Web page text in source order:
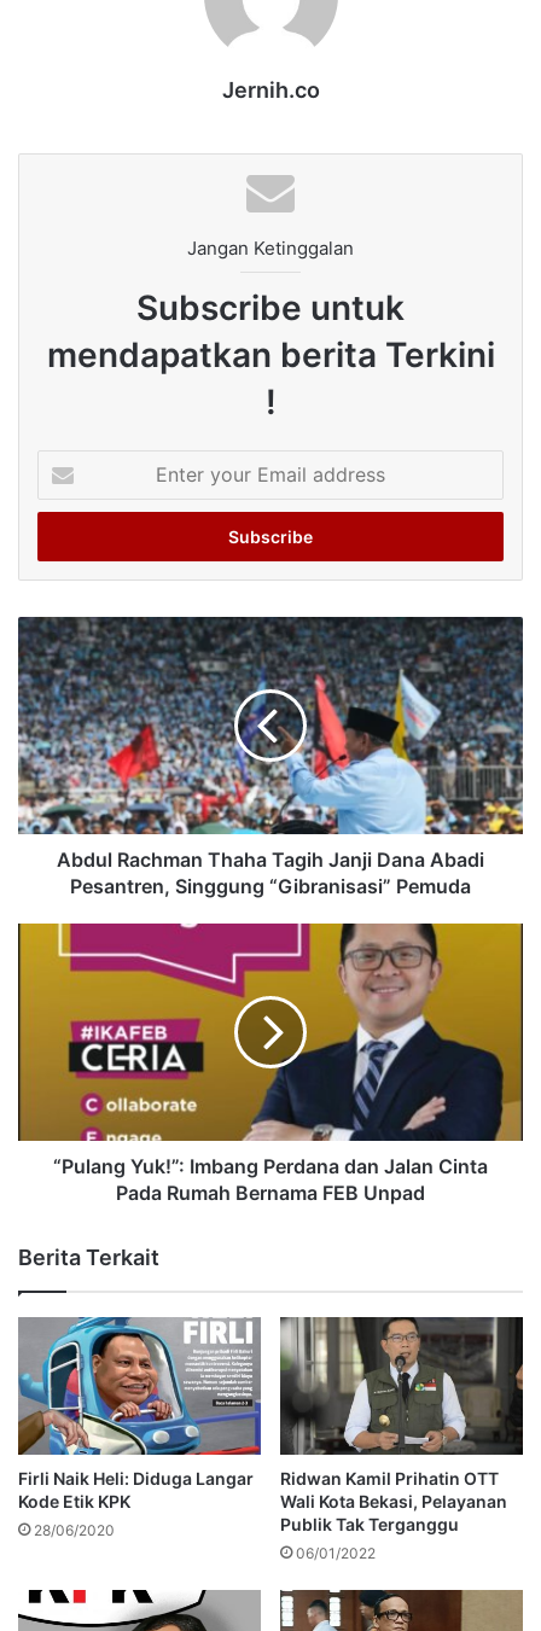
Jernih.co
Jangan Ketinggalan
Subscribe untuk
mendapatkan berita Terkini
!
your
Email
Abdul Rachman Thaha Tagih Janji Dana Abadi
Pesantren, Singgung “Gibranisasi” Pemuda
“Pulang Yuk!”: Imbang Perdana dan Jalan Cinta
Pada Rumah Bernama FEB Unpad
Berita Terkait
Firli Naik Heli: Diduga Langar
Kode Etik KPK
28/06/2020
Ridwan Kamil Prihatin OTT
Wali Kota Bekasi, Pelayanan
Publik Tak Terganggu
06/01/2022